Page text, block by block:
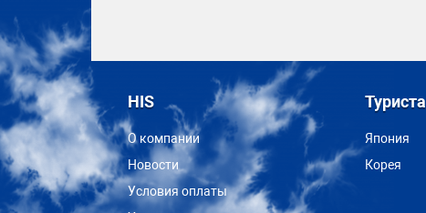
HIS
О компании
Новости
Условия оплаты
Япония
Корея